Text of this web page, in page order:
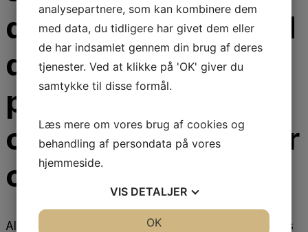
du et overblik, hvad
din fodterapeut
prøver at afdække,
og hvad det handler
om.
Alt efter, hvad årsagen er til, at du booker en tid hos
analysepartnere, som kan kombinere dem
med data, du tidligere har givet dem eller
de har indsamlet gennem din brug af deres
tjenester. Ved at klikke på 'OK' giver du
samtykke til disse formål.
Læs mere om vores brug af cookies og
behandling af persondata på vores
hjemmeside.
VIS DETALJER
OK